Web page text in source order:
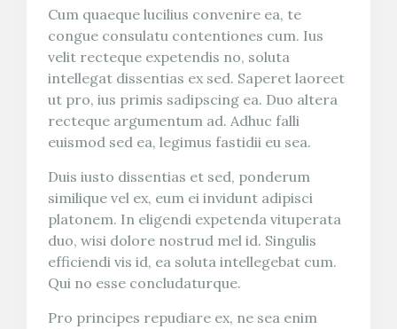
Cum quaeque lucilius convenire ea, te
congue consulatu contentiones cum. Ius
velit recteque expetendis no, soluta
intellegat dissentias ex sed. Saperet laoreet
ut pro, ius primis sadipscing ea. Duo altera
recteque argumentum ad. Adhuc falli
euismod sed ea, legimus fastidii eu sea.
Duis iusto dissentias et sed, ponderum
similique vel ex, eum ei invidunt adipisci
platonem. In eligendi expetenda vituperata
duo, wisi dolore nostrud mel id. Singulis
efficiendi vis id, ea soluta intellegebat cum.
Qui no esse concludaturque.
Pro principes repudiare ex, ne sea enim